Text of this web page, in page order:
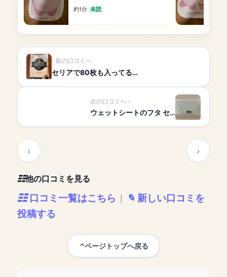
ぴったり
約1分 未読
前の口コミへ
セリアで80枚も入ってる…
次の口コミへ
ウェットシートのフタ セ…
他の口コミを見る
口コミ一覧はこちら
新しい口コミを
投稿する
ページトップへ戻る